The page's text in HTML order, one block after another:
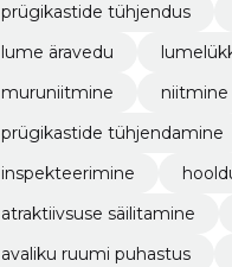
prügikastide tühjendus
lume äravedu
muruniitmine
niitmine
prügikastide tühjendamine
inspekteerimine
atraktiivsuse säilitamine
avaliku ruumi puhastus